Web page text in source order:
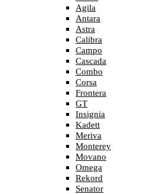
Agila
Antara
Astra
Calibra
Campo
Cascada
Combo
Corsa
Frontera
GT
Insignia
Kadett
Meriva
Monterey
Movano
Omega
Rekord
Senator